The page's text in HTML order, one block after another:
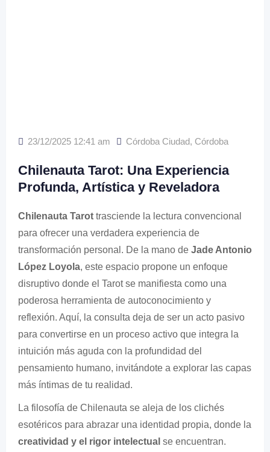
23/12/2025 12:41 am Córdoba Ciudad, Córdoba
Chilenauta Tarot: Una Experiencia
Profunda, Artística y Reveladora
Chilenauta Tarot trasciende la lectura convencional
para ofrecer una verdadera experiencia de
transformación personal. De la mano de Jade Antonio
López Loyola, este espacio propone un enfoque
disruptivo donde el Tarot se manifiesta como una
poderosa herramienta de autoconocimiento y
reflexión. Aquí, la consulta deja de ser un acto pasivo
para convertirse en un proceso activo que integra la
intuición más aguda con la profundidad del
pensamiento humano, invitándote a explorar las capas
más íntimas de tu realidad.
La filosofía de Chilenauta se aleja de los clichés
esotéricos para abrazar una identidad propia, donde la
creatividad y el rigor intelectual se encuentran.